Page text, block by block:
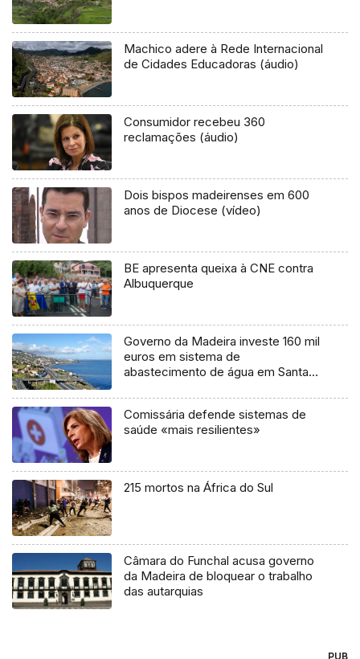
Machico adere à Rede Internacional
de Cidades Educadoras (áudio)
Consumidor recebeu 360
reclamações (áudio)
Dois bispos madeirenses em 600
anos de Diocese (vídeo)
BE apresenta queixa à CNE contra
Albuquerque
Governo da Madeira investe 160 mil
euros em sistema de
abastecimento de água em Santa
Comissária defende sistemas de
saúde «mais resilientes»
215 mortos na África do Sul
Câmara do Funchal acusa governo
da Madeira de bloquear o trabalho
das autarquias
PUB